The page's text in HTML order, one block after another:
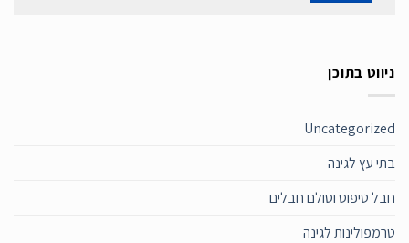
ניווט בתוכן
Uncategorized
בתי עץ לגינה
חבל טיפוס וסולם חבלים
טרמפולינות לגינה